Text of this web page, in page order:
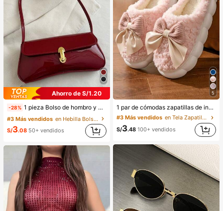
Ahorro de S/1.20
-28% 1 pieza Bolso de hombro y bandolera de cuero sintético aceitado retro para mujer, adecuado para citas, salidas, fiestas, banquetes, estética
#3 Más vendidos
en Hebilla Bolsos De Hombro De Mujer
S/3.08 50+ vendidos
5
1 par de cómodas zapatillas de invierno para mujer, con forro de peluche con lazo, suela gruesa antideslizante, zapatos de interior cálidos y acogedores (el color del lazo y de la zapatilla puede variar según el lote), adecuados para el calor del hogar en invierno, regalo ideal para cumpleaños, Año Nuevo y San Valentín, zapato, selecciones de primavera y verano, regalos para damas de honor, habitación, playa, viaje, para hombres, para mujeres, vacaciones, Día de la Mujer, recuerdos de boda, Y2k, dormitorio, mujeres, cosas lindas, regalo del Día de la Madre, jardín, verano, playa, decoración de la habitación, esponjoso, graduación, estante para zapatos, ahorrador de almacenamiento, ceremonia de graduación, felicitaciones graduado, fiesta de graduación
#3 Más vendidos
en Tela Zapatillas de casa
S/3.48 100+ vendidos